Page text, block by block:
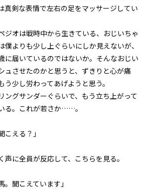
＜４＞
第１話
『Serial killer（連続殺人鬼）』
＜５＞
第１話
『Serial killer（連続殺人鬼）』
＜６＞
『Serial killer（連続殺人鬼）』
＜７＞
第１話
＜８＞
真剣な表情で左右の足をマッサージしてい
ジオは戦時中から生きている、おじいちゃ
僕よりも少し上ぐらいにしか見えないが、
に届いているのではないか。そんなおじい
ュさせたのかと思うと、ずきりと心が痛
う少し労わってあげようと思う。
ングサンダーぐらいで、もう立ち上がって
る。これが若さか……。
こえる？」
に全員が反応して、こちらを見る。
。聞こえています」